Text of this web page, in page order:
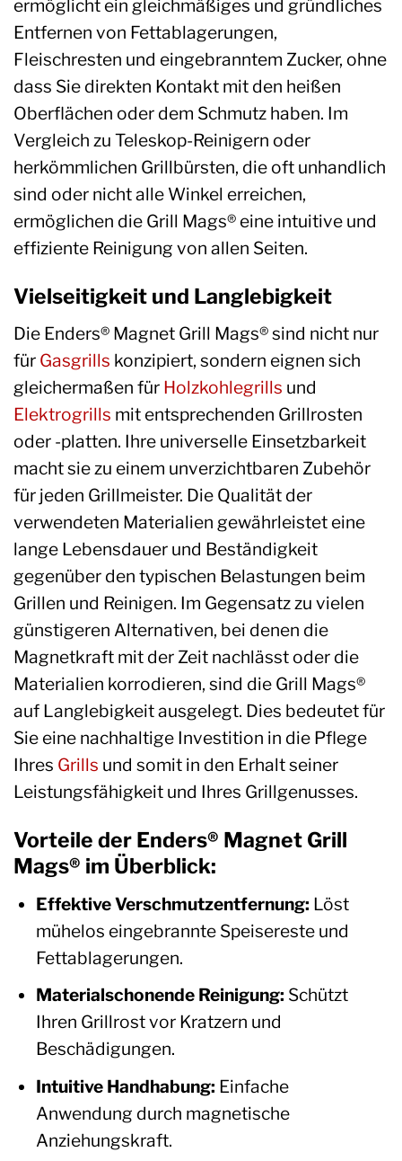
ermöglicht ein gleichmäßiges und gründliches
Entfernen von Fettablagerungen,
Fleischresten und eingebranntem Zucker, ohne
dass Sie direkten Kontakt mit den heißen
Oberflächen oder dem Schmutz haben. Im
Vergleich zu Teleskop-Reinigern oder
herkömmlichen Grillbürsten, die oft unhandlich
sind oder nicht alle Winkel erreichen,
ermöglichen die Grill Mags® eine intuitive und
effiziente Reinigung von allen Seiten.
Vielseitigkeit und Langlebigkeit
Die Enders® Magnet Grill Mags® sind nicht nur
für Gasgrills konzipiert, sondern eignen sich
gleichermaßen für Holzkohlegrills und
Elektrogrills mit entsprechenden Grillrosten
oder -platten. Ihre universelle Einsetzbarkeit
macht sie zu einem unverzichtbaren Zubehör
für jeden Grillmeister. Die Qualität der
verwendeten Materialien gewährleistet eine
lange Lebensdauer und Beständigkeit
gegenüber den typischen Belastungen beim
Grillen und Reinigen. Im Gegensatz zu vielen
günstigeren Alternativen, bei denen die
Magnetkraft mit der Zeit nachlässt oder die
Materialien korrodieren, sind die Grill Mags®
auf Langlebigkeit ausgelegt. Dies bedeutet für
Sie eine nachhaltige Investition in die Pflege
Ihres Grills und somit in den Erhalt seiner
Leistungsfähigkeit und Ihres Grillgenusses.
Vorteile der Enders® Magnet Grill
Mags® im Überblick:
Effektive Verschmutzentfernung: Löst
mühelos eingebrannte Speisereste und
Fettablagerungen.
Materialschonende Reinigung: Schützt
Ihren Grillrost vor Kratzern und
Beschädigungen.
Intuitive Handhabung: Einfache
Anwendung durch magnetische
Anziehungskraft.